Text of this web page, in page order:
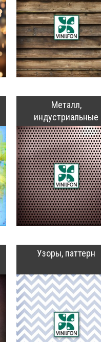
Металл,
индустриальные
Узоры, паттерн